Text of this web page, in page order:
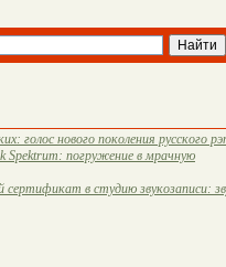
голос нового поколения русского
Spektrum: погружение в мрачную
сертификат в студию звукозаписи: